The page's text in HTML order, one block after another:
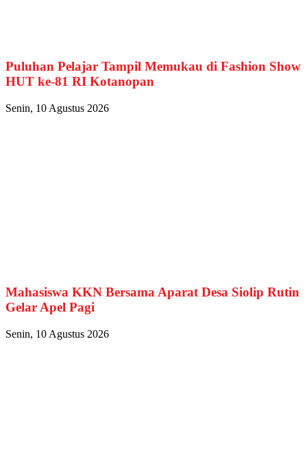
Puluhan Pelajar Tampil Memukau di Fashion Show
HUT ke-81 RI Kotanopan
Senin, 10 Agustus 2026
Mahasiswa KKN Bersama Aparat Desa Siolip Rutin
Gelar Apel Pagi
Senin, 10 Agustus 2026